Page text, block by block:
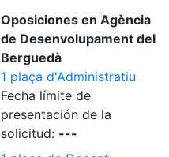
Oposiciones en Agència
de Desenvolupament del
Berguedà
1 plaça d'Administratiu
Fecha límite de
presentación de la
solicitud: ---